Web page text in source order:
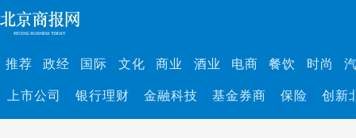
推荐 政经 国际 文化 商业 酒业 电商 餐饮 时尚
上市公司 银行理财 金融科技 基金券商 保险 创新